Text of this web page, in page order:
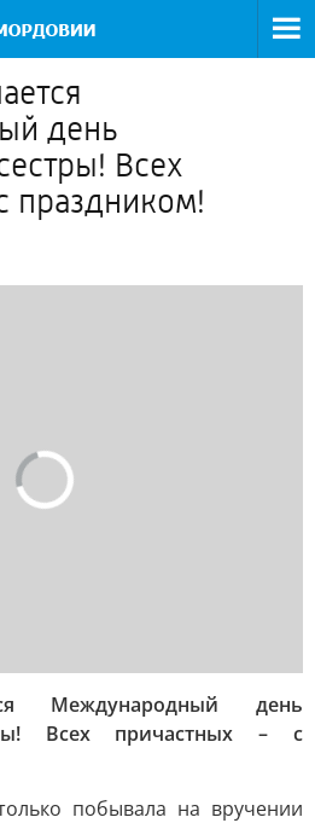
день
Всех
праздником!
Международный день
Всех причастных – с
побывала на вручении